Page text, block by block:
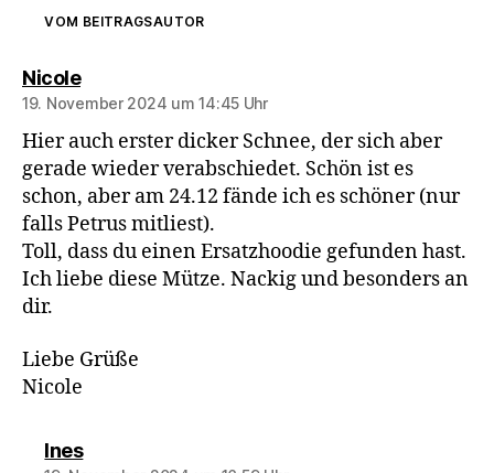
VOM BEITRAGSAUTOR
Nicolesagt:
19. November 2024 um 14:45 Uhr
Hier auch erster dicker Schnee, der sich aber
gerade wieder verabschiedet. Schön ist es
schon, aber am 24.12 fände ich es schöner (nur
falls Petrus mitliest).
Toll, dass du einen Ersatzhoodie gefunden hast.
Ich liebe diese Mütze. Nackig und besonders an
dir.
Liebe Grüße
Nicole
Inessagt: